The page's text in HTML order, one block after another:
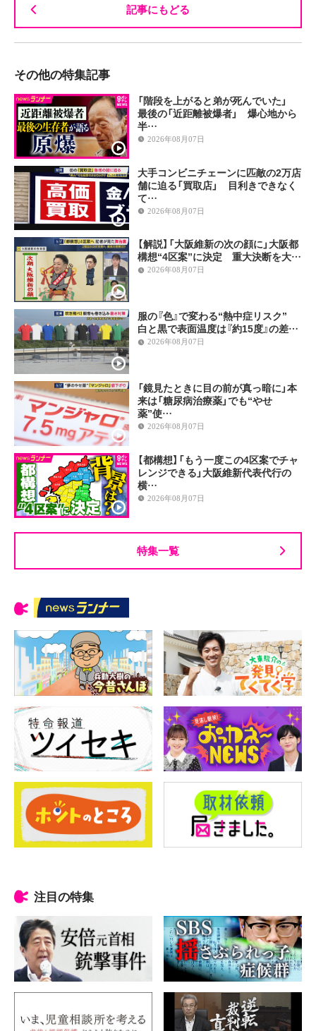
記事にもどる
その他の特集記事
「階段を上がると弟が死んでいた」
最後の「近距離被爆者」 爆心地から
半…
2026年08月07日
大手コンビニチェーンに匹敵の2万店
舗に迫る「買取店」 目利きできなく
て…
2026年08月07日
【解説】「大阪維新の次の顔に」大阪都
構想“4区案”に決定 重大決断を大…
2026年08月07日
服の『色』で変わる“熱中症リスク”
白と黒で表面温度は『約15度』の差…
2026年08月07日
「鏡見たときに目の前が真っ暗に」本
来は「糖尿病治療薬」でも“やせ
薬”使…
2026年08月07日
【都構想】「もう一度この4区案でチャ
レンジできる」大阪維新代表代行の
横…
2026年08月07日
特集一覧
注目の特集